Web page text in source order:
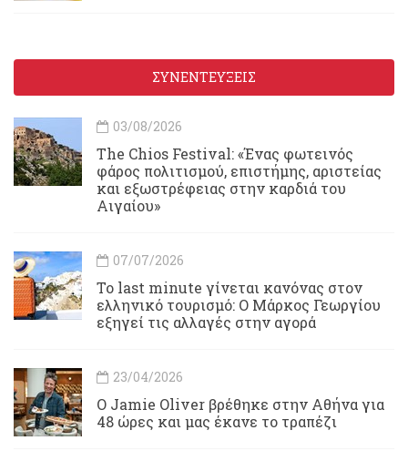
ΣΥΝΕΝΤΕΥΞΕΙΣ
03/08/2026
Τhe Chios Festival: «Ένας φωτεινός
φάρος πολιτισμού, επιστήμης, αριστείας
και εξωστρέφειας στην καρδιά του
Αιγαίου»
07/07/2026
Το last minute γίνεται κανόνας στον
ελληνικό τουρισμό: Ο Μάρκος Γεωργίου
εξηγεί τις αλλαγές στην αγορά
23/04/2026
Ο Jamie Oliver βρέθηκε στην Αθήνα για
48 ώρες και μας έκανε το τραπέζι